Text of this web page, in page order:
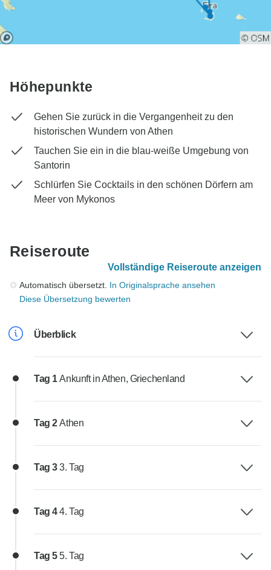
Höhepunkte
Gehen Sie zurück in die Vergangenheit zu den
historischen Wundern von Athen
Tauchen Sie ein in die blau-weiße Umgebung von
Santorin
Schlürfen Sie Cocktails in den schönen Dörfern am
Meer von Mykonos
Reiseroute
Vollständige Reiseroute anzeigen
Automatisch übersetzt. In Originalsprache ansehen
Diese Übersetzung bewerten
Überblick
Tag 1Ankunft in Athen, Griechenland
Tag 2Athen
Tag 33. Tag
Tag 44. Tag
Tag 55. Tag